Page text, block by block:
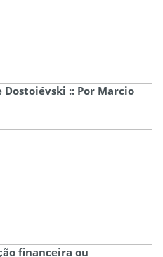
:: Por Marcio
financeira ou